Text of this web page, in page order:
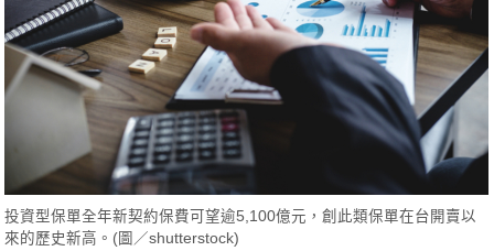
投資型保單全年新契約保費可望逾5,100億元，創此類保單在台開賣以
來的歷史新高。(圖／shutterstock)